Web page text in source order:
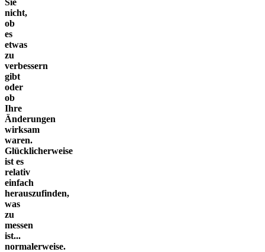
nicht,
ob
es
etwas
zu
verbessern
gibt
oder
ob
Ihre
Änderungen
wirksam
waren.
Glücklicherweise
ist es
relativ
einfach
herauszufinden,
was
zu
messen
ist...
normalerweise.